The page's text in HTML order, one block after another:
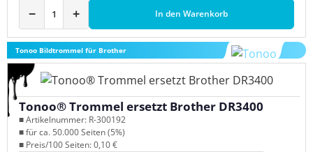
− + In den Warenkorb
Tonoo Bildtrommel für Brother
Tonoo® Trommel ersetzt Brother DR3400
■ Artikelnummer: R-300192
■ für ca. 50.000 Seiten (5%)
■ Preis/100 Seiten: 0,10 €